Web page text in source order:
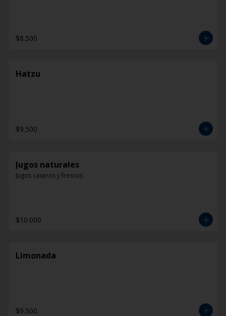
$8.500
Hatzu
$9.500
Jugos naturales
Jugos caseros y frescos
$10.000
Limonada
$9.500